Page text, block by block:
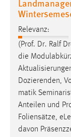
Relevanz:
(Prof. Dr. Ralf
die
Dozierenden,
matik
Anteilen und
Foliensätze,
davon
Cookie
3 Monate
Name:
Anbieter:
Facebook